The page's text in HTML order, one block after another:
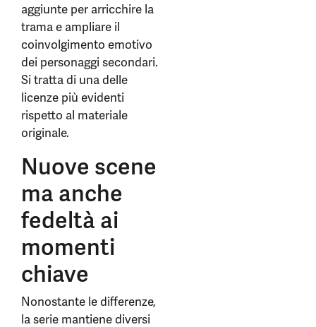
aggiunte per arricchire la
trama e ampliare il
coinvolgimento emotivo
dei personaggi secondari.
Si tratta di una delle
licenze più evidenti
rispetto al materiale
originale.
Nuove scene
ma anche
fedeltà ai
momenti
chiave
Nonostante le differenze,
la serie mantiene diversi